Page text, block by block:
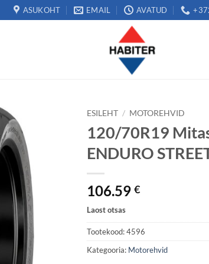
ASUKOHT EMAIL AVATUD
ESILEHT / MOTOREHVID
120/70R19
ENDURO
106.59 €
Laost otsas
Tootekood:4596
Kategooria: Motorehvid